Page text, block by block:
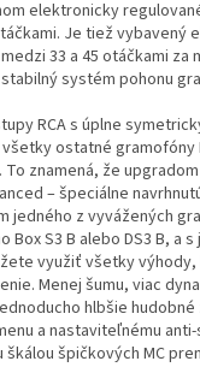
elektronicky
Je tiež vybavený
33 a 45 otáčkami za
systém pohonu
RCA s úplne
ostatné gramofóny
znamená, že
– špeciálne
jedného z vyvážených
Box S3 B alebo DS3 B, a
využiť všetky
Menej šumu, viac
hlbšie hudobné
a nastaviteľnému
špičkových MC